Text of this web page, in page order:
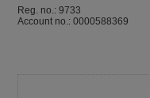
Reg. no.: 9733
Account no.: 0000588369